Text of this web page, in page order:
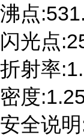
沸点
闪光点
折射率
密度
安全说